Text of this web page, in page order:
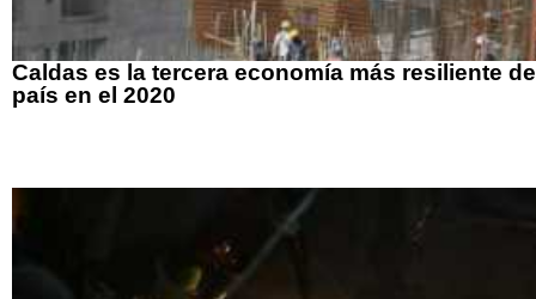
Caldas es la tercera economía más resiliente
país en el 2020